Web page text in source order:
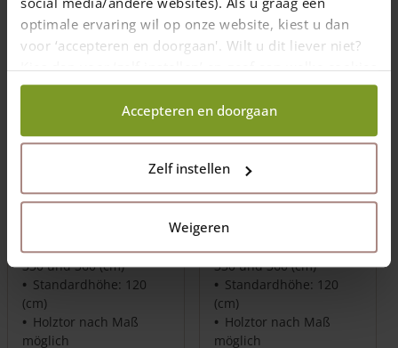
optimale ervaring wil op onze website, kiest u dan
voor ‘accepteren en doorgaan'. Wilt u dit liever niet?
Kies dan voor ‘zelf instellen’ en geef aan welke cookies
wij wel mogen verzamelen.
Accepteren en doorgaan
Zelf instellen
Weigeren
Holländisches Tor
Douglasie einzeln
180, 210, 240, 270, 300,
330 und 360 (cm)
Standardhöhe: 120
(cm)
Holztor nach Maß
möglich
Holländisches Tor
Breite: 90, 120, 150,
180, 210, 240, 270, 300,
330 und 360 (cm)
Standardhöhe: 120
(cm)
Holztor nach Maß
möglich